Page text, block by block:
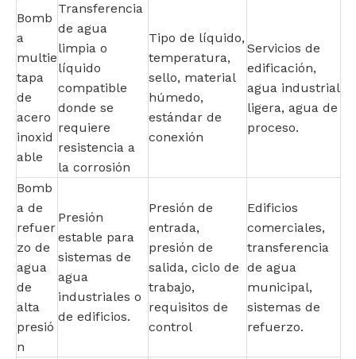
Bomb
a
multie
tapa
de
acero
inoxid
able
Transferencia
de agua
limpia o
líquido
compatible
donde se
requiere
resistencia a
la corrosión
Tipo de líquido,
temperatura,
sello, material
húmedo,
estándar de
conexión
Servicios de
edificación,
agua industrial
ligera, agua de
proceso.
Bomb
a de
refuer
zo de
agua
de
alta
presió
n
Presión
estable para
sistemas de
agua
industriales o
de edificios.
Presión de
entrada,
presión de
salida, ciclo de
trabajo,
requisitos de
control
Edificios
comerciales,
transferencia
de agua
municipal,
sistemas de
refuerzo.